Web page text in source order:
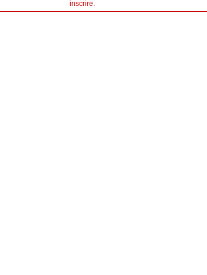
inscrire.